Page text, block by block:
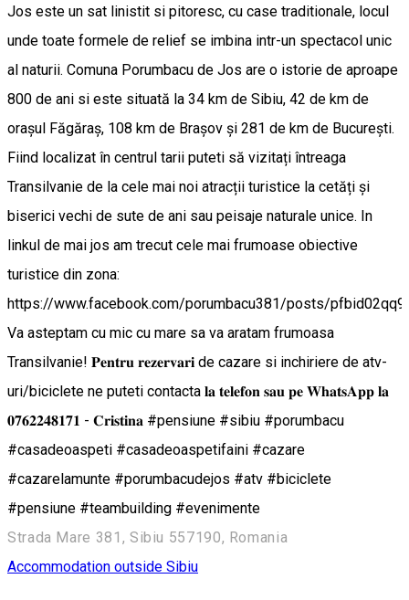
Jos este un sat linistit si pitoresc, cu case traditionale, locul
unde toate formele de relief se imbina intr-un spectacol unic
al naturii. Comuna Porumbacu de Jos are o istorie de aproape
800 de ani si este situată la 34 km de Sibiu, 42 de km de
orașul Făgăraș, 108 km de Brașov și 281 de km de București.
Fiind localizat în centrul tarii puteti să vizitați întreaga
Transilvanie de la cele mai noi atracții turistice la cetăți și
biserici vechi de sute de ani sau peisaje naturale unice. In
linkul de mai jos am trecut cele mai frumoase obiective
turistice din zona:
https://www.facebook.com/porumbacu381/posts/
Va asteptam cu mic cu mare sa va aratam frumoasa
Transilvanie! 𝐏𝐞𝐧𝐭𝐫𝐮 𝐫𝐞𝐳𝐞𝐫𝐯𝐚𝐫𝐢 de cazare si inchiriere de atv-
uri/biciclete ne puteti contacta 𝐥𝐚 𝐭𝐞𝐥𝐞𝐟𝐨𝐧 𝐬𝐚𝐮 𝐩𝐞 𝐖𝐡𝐚𝐭𝐬𝐀𝐩𝐩 𝐥𝐚
𝟎𝟕𝟔𝟐𝟐𝟒𝟖𝟏𝟕𝟏 - 𝐂𝐫𝐢𝐬𝐭𝐢𝐧𝐚 #pensiune #sibiu #porumbacu
#casadeoaspeti #casadeoaspetifaini #cazare
#cazarelamunte #porumbacudejos #atv #biciclete
#pensiune #teambuilding #evenimente
Strada Mare 381, Sibiu 557190, Romania
Accommodation outside Sibiu